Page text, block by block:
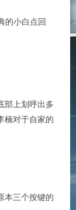
的小白点回
部上划呼出多
楠对于自家的
本三个按键的